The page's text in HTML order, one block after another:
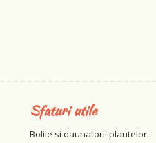
Sfaturi utile
Bolile si daunatorii plantelor